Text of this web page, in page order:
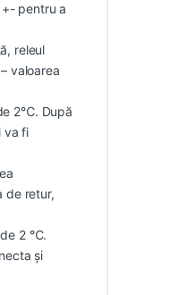
pentru a
releul
valoarea
2℃. După
va fi
de retur,
de 2 ℃.
și